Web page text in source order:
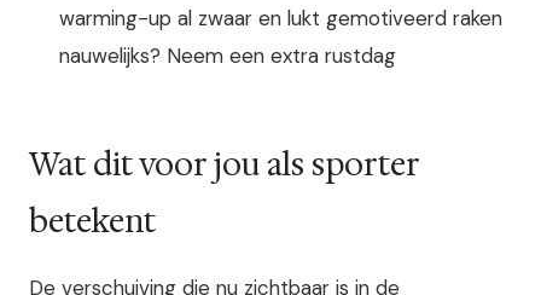
warming-up al zwaar en lukt gemotiveerd raken
nauwelijks? Neem een extra rustdag
Wat dit voor jou als sporter
betekent
De verschuiving die nu zichtbaar is in de